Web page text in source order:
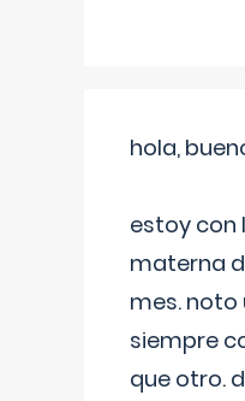
hola,
estoy con
materna
mes. noto
siempre
que otro.